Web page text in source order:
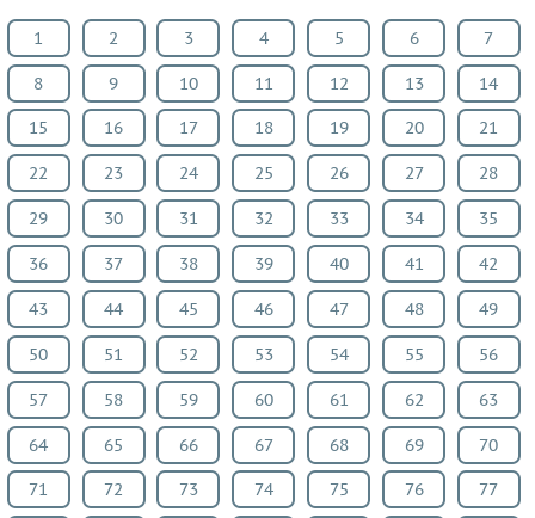
язык
Французский
язык
Биология
История
Информатика
ОБЖ
География
ИЗО
Литература
Обществознание
Черчение
Экология
Технология
Испанский
1 2 3 4 5 6 7
8 9 10 11 12 13 14
15 16 17 18 19 20 21
22 23 24 25 26 27 28
29 30 31 32 33 34 35
36 37 38 39 40 41 42
43 44 45 46 47 48 49
50 51 52 53 54 55 56
57 58 59 60 61 62 63
64 65 66 67 68 69 70
71 72 73 74 75 76 77